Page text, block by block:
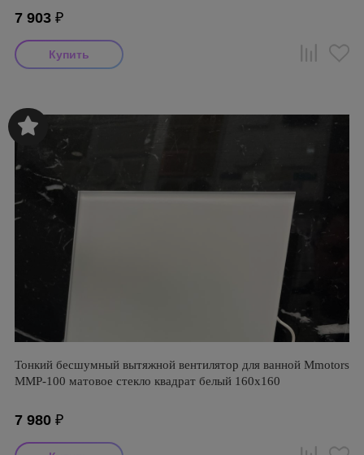
7 903 ₽
Тонкий бесшумный вытяжной вентилятор для ванной Mmotors
ММР-100 матовое стекло квадрат белый 160х160
7 980 ₽